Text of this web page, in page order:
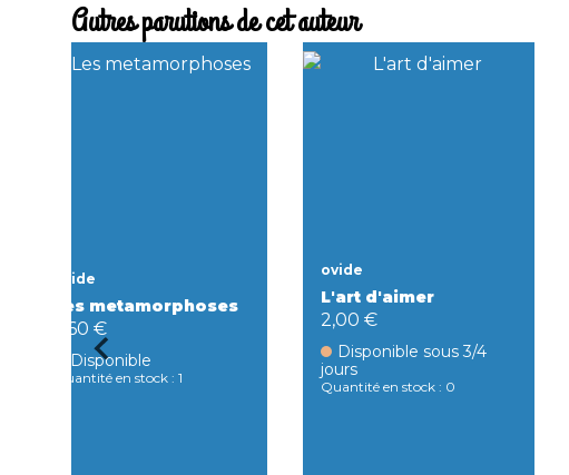
Autres parutions de cet auteur
ovide
Les metamorphoses
7,60 €
Disponible
Quantité en stock : 1
ovide
L'art d'aimer
2,00 €
Disponible sous 3/4
jours
Quantité en stock : 0